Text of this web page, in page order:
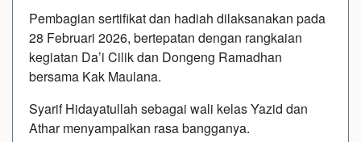
Pembagian sertifikat dan hadiah dilaksanakan pada
28 Februari 2026, bertepatan dengan rangkaian
kegiatan Da’i Cilik dan Dongeng Ramadhan
bersama Kak Maulana.
Syarif Hidayatullah sebagai wali kelas Yazid dan
Athar menyampaikan rasa bangganya.